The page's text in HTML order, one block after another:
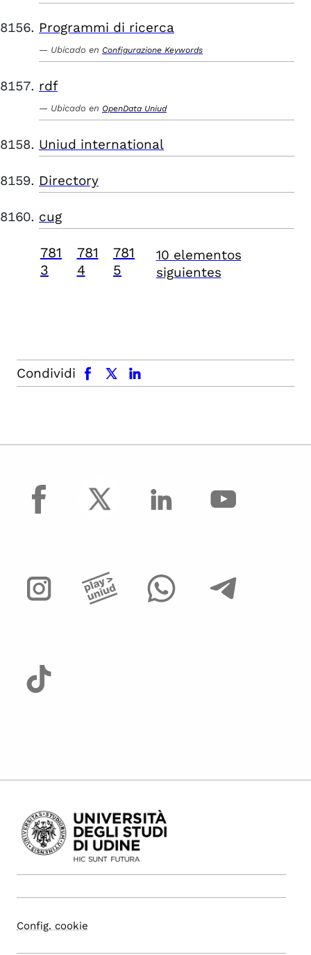
Programmi di ricerca
Ubicado en Configurazione Keywords
rdf
Ubicado en OpenData Uniud
Uniud international
Directory
cug
781
3
781
4
781
5
10 elementos
siguientes
Condividi
facebook x.com linkedin
facebook
Config. cookie